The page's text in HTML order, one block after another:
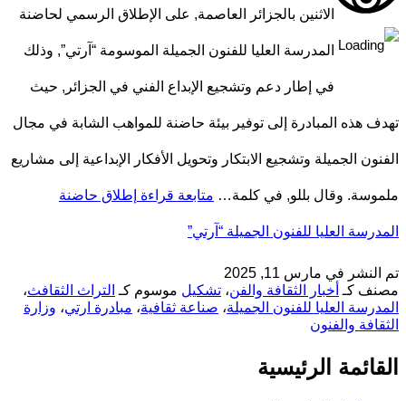
الاثنين بالجزائر العاصمة, على الإطلاق الرسمي لحاضنة
المدرسة العليا للفنون الجميلة الموسومة “آرتي”, وذلك
في إطار دعم وتشجيع الإبداع الفني في الجزائر, حيث
تهدف هذه المبادرة إلى توفير بيئة حاضنة للمواهب الشابة في مجال
الفنون الجميلة وتشجيع الابتكار وتحويل الأفكار الإبداعية إلى مشاريع
ملموسة. وقال بللو, في كلمة… متابعة قراءة إطلاق حاضنة
المدرسة العليا للفنون الجميلة “آرتي”
تم النشر في مارس 11, 2025
مصنف كـ أخبار الثقافة والفن، تشكيل موسوم كـ التراث الثقافث،
المدرسة العليا للفنون الجميلة، صناعة ثقافية، مبادرة ارتي، وزارة
الثقافة والفنون
القائمة الرئيسية